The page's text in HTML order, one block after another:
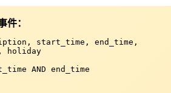
件：
start_time, end_time,
holiday
AND end_time